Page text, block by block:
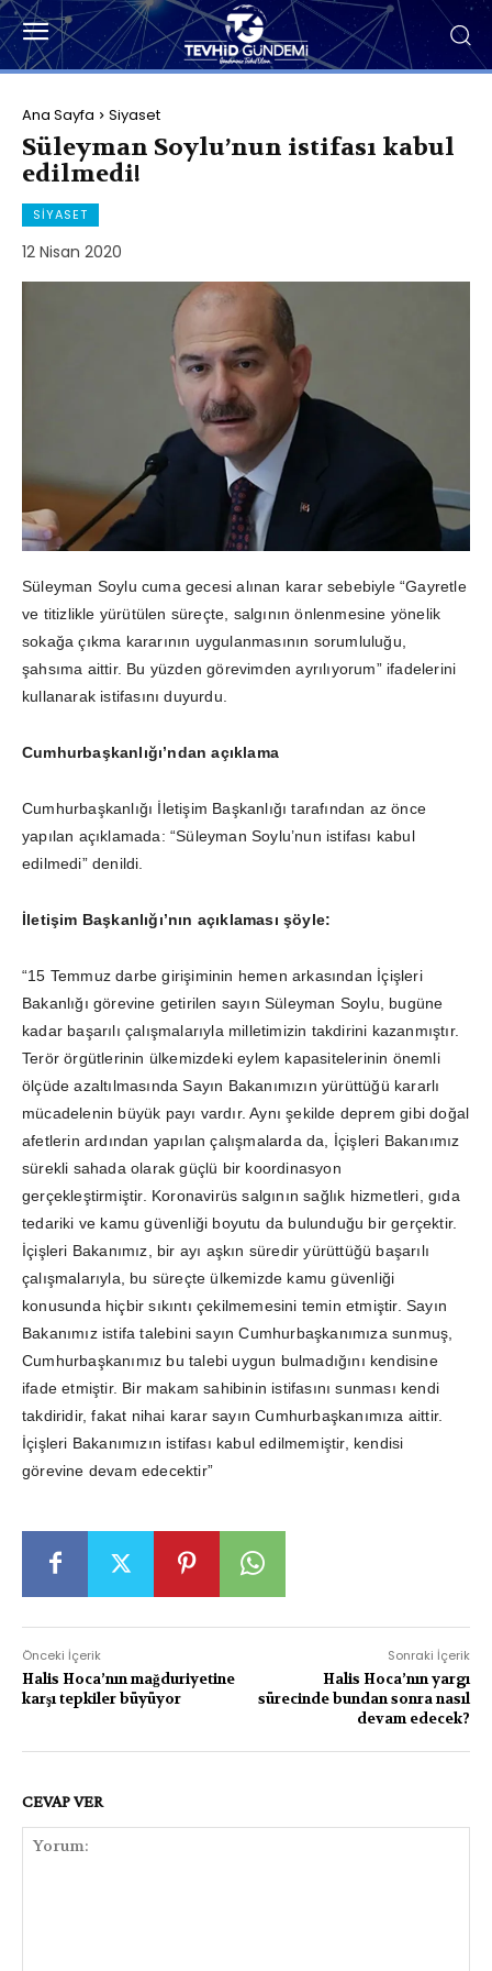
Ana Sayfa Siyaset
Süleyman Soylu’nun istifası kabul
edilmedi!
SIYASET
12 Nisan 2020
Süleyman Soylu cuma gecesi alınan karar sebebiyle “Gayretle
ve titizlikle yürütülen süreçte, salgının önlenmesine yönelik
sokağa çıkma kararının uygulanmasının sorumluluğu,
şahsıma aittir. Bu yüzden görevimden ayrılıyorum” ifadelerini
kullanarak istifasını duyurdu.
Cumhurbaşkanlığı’ndan açıklama
Cumhurbaşkanlığı İletişim Başkanlığı tarafından az önce
yapılan açıklamada: “Süleyman Soylu’nun istifası kabul
edilmedi” denildi.
İletişim Başkanlığı’nın açıklaması şöyle:
“15 Temmuz darbe girişiminin hemen arkasından İçişleri
Bakanlığı görevine getirilen sayın Süleyman Soylu, bugüne
kadar başarılı çalışmalarıyla milletimizin takdirini kazanmıştır.
Terör örgütlerinin ülkemizdeki eylem kapasitelerinin önemli
ölçüde azaltılmasında Sayın Bakanımızın yürüttüğü kararlı
mücadelenin büyük payı vardır. Aynı şekilde deprem gibi doğal
afetlerin ardından yapılan çalışmalarda da, İçişleri Bakanımız
sürekli sahada olarak güçlü bir koordinasyon
gerçekleştirmiştir. Koronavirüs salgının sağlık hizmetleri, gıda
tedariki ve kamu güvenliği boyutu da bulunduğu bir gerçektir.
İçişleri Bakanımız, bir ayı aşkın süredir yürüttüğü başarılı
çalışmalarıyla, bu süreçte ülkemizde kamu güvenliği
konusunda hiçbir sıkıntı çekilmemesini temin etmiştir. Sayın
Bakanımız istifa talebini sayın Cumhurbaşkanımıza sunmuş,
Cumhurbaşkanımız bu talebi uygun bulmadığını kendisine
ifade etmiştir. Bir makam sahibinin istifasını sunması kendi
takdiridir, fakat nihai karar sayın Cumhurbaşkanımıza aittir.
İçişleri Bakanımızın istifası kabul edilmemiştir, kendisi
görevine devam edecektir”
Önceki İçerik
Halis Hoca’nın mağduriyetine
karşı tepkiler büyüyor
Sonraki İçerik
Halis Hoca’nın yargı
sürecinde bundan sonra nasıl
devam edecek?
CEVAP VER